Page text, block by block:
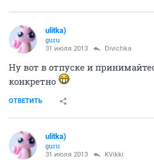
ulitka)
guru
31 июля 2013 Divichka
Ну вот в отпуске и
конкретно
ОТВЕТИТЬ
ulitka)
guru
31 июля 2013 KVikki